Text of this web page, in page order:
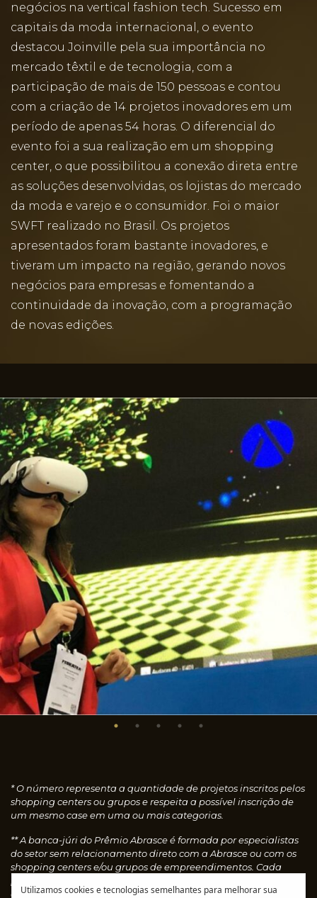
negócios na vertical fashion tech. Sucesso em
capitais da moda internacional, o evento
destacou Joinville pela sua importância no
mercado têxtil e de tecnologia, com a
participação de mais de 150 pessoas e contou
com a criação de 14 projetos inovadores em um
período de apenas 54 horas. O diferencial do
evento foi a sua realização em um shopping
center, o que possibilitou a conexão direta entre
as soluções desenvolvidas, os lojistas do mercado
da moda e varejo e o consumidor. Foi o maior
SWFT realizado no Brasil. Os projetos
apresentados foram bastante inovadores, e
tiveram um impacto na região, gerando novos
negócios para empresas e fomentando a
continuidade da inovação, com a programação
de novas edições.
* O número representa a quantidade de projetos inscritos pelos
shopping centers ou grupos e respeita a possível inscrição de
um mesmo case em uma ou mais categorias.
** A banca-júri do Prêmio Abrasce é formada por especialistas
do setor sem relacionamento direto com a Abrasce ou com os
shopping centers e/ou grupos de empreendimentos. Cada
concedendo notas, que são calculadas automaticamente e
Utilizamos cookies e tecnologias semelhantes para melhorar sua